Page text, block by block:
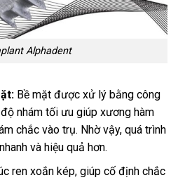
Alphadent
Bề mặt được xử lý bằng công
nhám tối ưu giúp xương hàm
chắc vào trụ. Nhờ vậy, quá trình
và hiệu quả hơn.
ren xoắn kép, giúp cố định chắc